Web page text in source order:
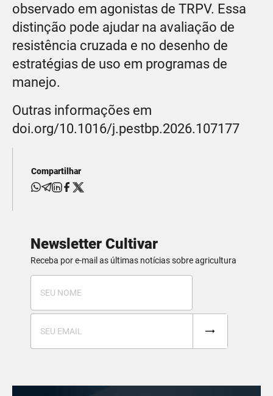
observado em agonistas de TRPV. Essa
distinção pode ajudar na avaliação de
resistência cruzada e no desenho de
estratégias de uso em programas de
manejo.
Outras informações em
doi.org/10.1016/j.pestbp.2026.107177
Compartilhar
Newsletter Cultivar
Receba por e-mail as últimas notícias sobre agricultura